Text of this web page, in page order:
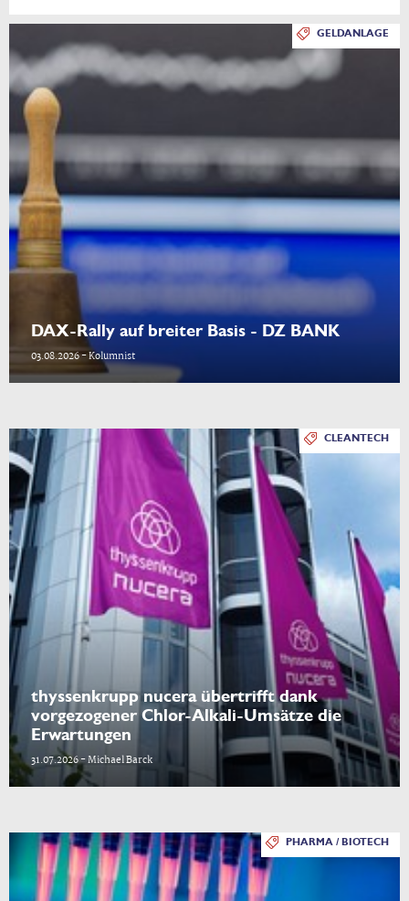
GELDANLAGE
DAX-Rally auf breiter Basis - DZ BANK
03.08.2026 - Kolumnist
CLEANTECH
thyssenkrupp nucera übertrifft dank
vorgezogener Chlor-Alkali-Umsätze die
Erwartungen
31.07.2026 - Michael Barck
PHARMA / BIOTECH